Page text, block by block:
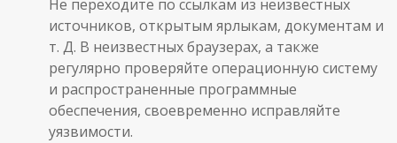
Не переходите по ссылкам из неизвестных
источников, открытым ярлыкам, документам и
т. Д. В неизвестных браузерах, а также
регулярно проверяйте операционную систему
и распространенные программные
обеспечения, своевременно исправляйте
уязвимости.